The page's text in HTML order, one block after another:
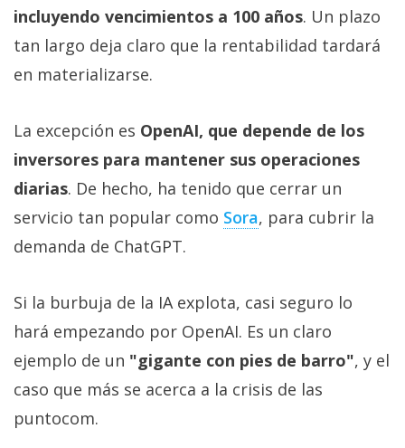
incluyendo vencimientos a 100 años. Un plazo
tan largo deja claro que la rentabilidad tardará
en materializarse.
La excepción es OpenAI, que depende de los
inversores para mantener sus operaciones
diarias. De hecho, ha tenido que cerrar un
servicio tan popular como Sora‎, para cubrir la
demanda de ChatGPT.
Si la burbuja de la IA explota, casi seguro lo
hará empezando por OpenAI. Es un claro
ejemplo de un "gigante con pies de barro", y el
caso que más se acerca a la crisis de las
puntocom.